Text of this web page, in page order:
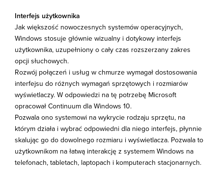
Interfejs użytkownika
Jak większość nowoczesnych systemów operacyjnych,
Windows stosuje głównie wizualny i dotykowy interfejs
użytkownika, uzupełniony o cały czas rozszerzany zakres
opcji słuchowych.
Rozwój połączeń i usług w chmurze wymagał dostosowania
interfejsu do różnych wymagań sprzętowych i rozmiarów
wyświetlaczy. W odpowiedzi na tę potrzebę Microsoft
opracował Continuum dla Windows 10.
Pozwala ono systemowi na wykrycie rodzaju sprzętu, na
którym działa i wybrać odpowiedni dla niego interfejs, płynnie
skalując go do dowolnego rozmiaru i wyświetlacza. Pozwala to
użytkownikom na łatwą interakcję z systemem Windows na
telefonach, tabletach, laptopach i komputerach stacjonarnych.